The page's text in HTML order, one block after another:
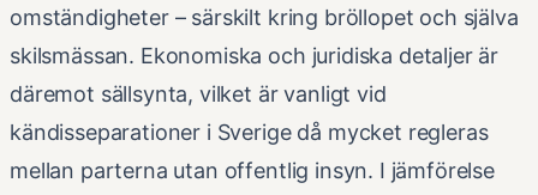
omständigheter – särskilt kring bröllopet och själva
skilsmässan. Ekonomiska och juridiska detaljer är
däremot sällsynta, vilket är vanligt vid
kändisseparationer i Sverige då mycket regleras
mellan parterna utan offentlig insyn. I jämförelse